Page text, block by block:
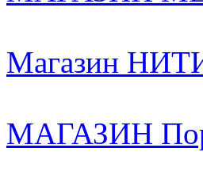
Магазин
МАГАЗИН